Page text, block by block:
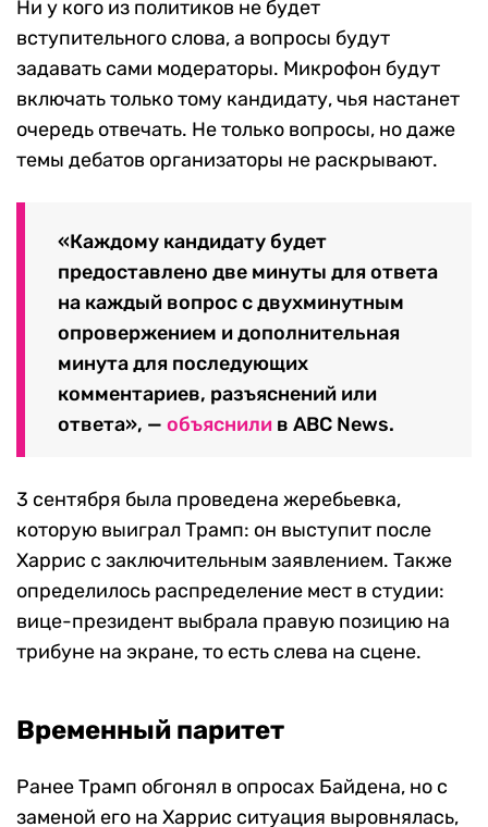
Ни у кого из политиков не будет
вступительного слова, а вопросы будут
задавать сами модераторы. Микрофон будут
включать только тому кандидату, чья настанет
очередь отвечать. Не только вопросы, но даже
темы дебатов организаторы не раскрывают.
«Каждому кандидату будет
предоставлено две минуты для ответа
на каждый вопрос с двухминутным
опровержением и дополнительная
минута для последующих
комментариев, разъяснений или
ответа», — объяснили в ABC News.
3 сентября была проведена жеребьевка,
которую выиграл Трамп: он выступит после
Харрис с заключительным заявлением. Также
определилось распределение мест в студии:
вице-президент выбрала правую позицию на
трибуне на экране, то есть слева на сцене.
Временный паритет
Ранее Трамп обгонял в опросах Байдена, но с
заменой его на Харрис ситуация выровнялась,